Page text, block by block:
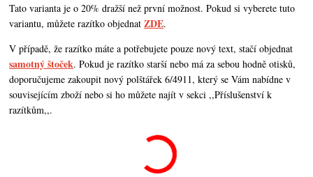
Tato varianta je o 20% dražší než první možnost. Pokud si vyberete tuto
variantu, můžete razítko objednatZDE.
V případě, že razítko máte a potřebujete pouze nový text, stačí objednat
samotný štoček. Pokud je razítko starší nebo má za sebou hodně otisků,
doporučujeme zakoupit nový polštářek 6/4911, který se Vám nabídne v
souvisejícím zboží nebo si ho můžete najít v sekci ,,Příslušenství k
razítkům,,.